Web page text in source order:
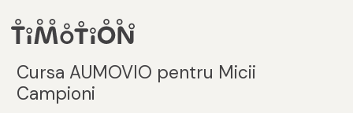
Cursa AUMOVIO pentru Micii
Campioni